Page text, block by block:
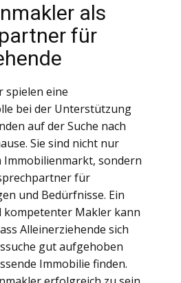
als
für
spielen eine
bei der Unterstützung
auf der Suche nach
Sie sind nicht nur
Immobilienmarkt, sondern
für
und Bedürfnisse. Ein
kompetenter Makler kann
Alleinerziehende sich
gut aufgehoben
Immobilie finden.